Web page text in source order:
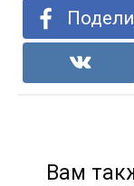
Вам